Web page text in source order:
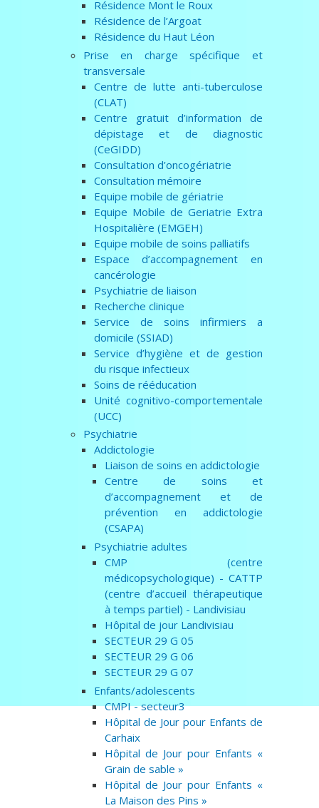
Résidence Mont le Roux
Résidence de l’Argoat
Résidence du Haut Léon
Prise en charge spécifique et
transversale
Centre de lutte anti-tuberculose
(CLAT)
Centre gratuit d’information de
dépistage et de diagnostic
(CeGIDD)
Consultation d’oncogériatrie
Consultation mémoire
Equipe mobile de gériatrie
Equipe Mobile de Geriatrie Extra
Hospitalière (EMGEH)
Equipe mobile de soins palliatifs
Espace d’accompagnement en
cancérologie
Psychiatrie de liaison
Recherche clinique
Service de soins infirmiers a
domicile (SSIAD)
Service d’hygiène et de gestion
du risque infectieux
Soins de rééducation
Unité cognitivo-comportementale
(UCC)
Psychiatrie
Addictologie
Liaison de soins en addictologie
Centre de soins et
d’accompagnement et de
prévention en addictologie
(CSAPA)
Psychiatrie adultes
CMP (centre
médicopsychologique) - CATTP
(centre d’accueil thérapeutique
à temps partiel) - Landivisiau
Hôpital de jour Landivisiau
SECTEUR 29 G 05
SECTEUR 29 G 06
SECTEUR 29 G 07
Enfants/adolescents
CMPI - secteur3
Hôpital de Jour pour Enfants de
Carhaix
Hôpital de Jour pour Enfants «
Grain de sable »
Hôpital de Jour pour Enfants «
La Maison des Pins »